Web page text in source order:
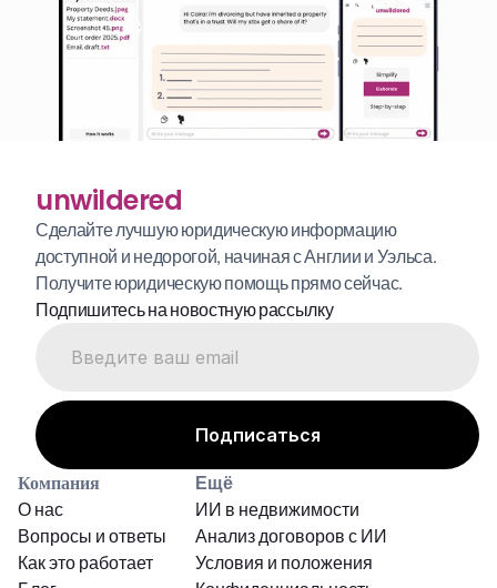
unwildered
Сделайте лучшую юридическую информацию
доступной и недорогой, начиная с Англии и Уэльса.
Получите юридическую помощь прямо сейчас.
Подпишитесь на новостную рассылку
Компания
О нас
Вопросы и ответы
Как это работает
Ещё
Условия и положения
Анализ договоров с ИИ
ИИ в недвижимости